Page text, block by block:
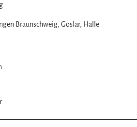
Braunschweig, Goslar, Halle